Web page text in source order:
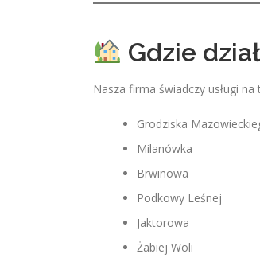
Gdzie
Nasza firma świadczy usługi na
Grodziska
Milanówka
Brwinowa
Podkowy Leśnej
Jaktorowa
Żabiej Woli